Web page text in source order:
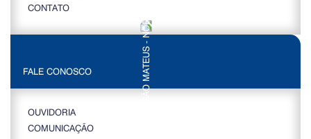
CONTATO
FALE CONOSCO
OUVIDORIA
COMUNICAÇÃO